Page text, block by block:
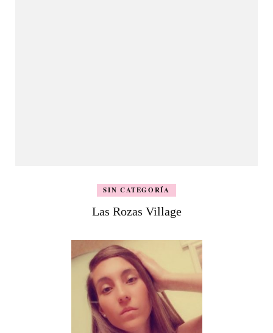
SIN CATEGORÍA
Las Rozas Village